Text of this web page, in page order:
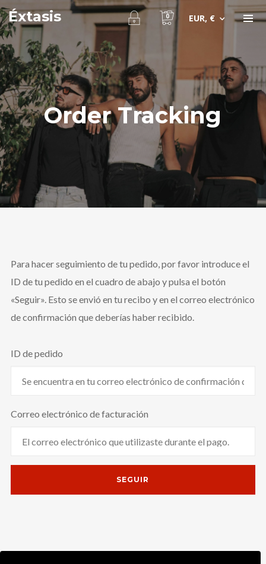
Éxtasis 0 EUR, €
Order Tracking
Para hacer seguimiento de tu pedido, por favor introduce el
ID de tu pedido en el cuadro de abajo y pulsa el botón
«Seguir». Esto se envió en tu recibo y en el correo electrónico
de confirmación que deberías haber recibido.
ID de pedido
Correo electrónico de facturación
SEGUIR